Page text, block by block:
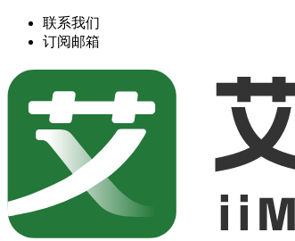
联系我们
订阅邮箱